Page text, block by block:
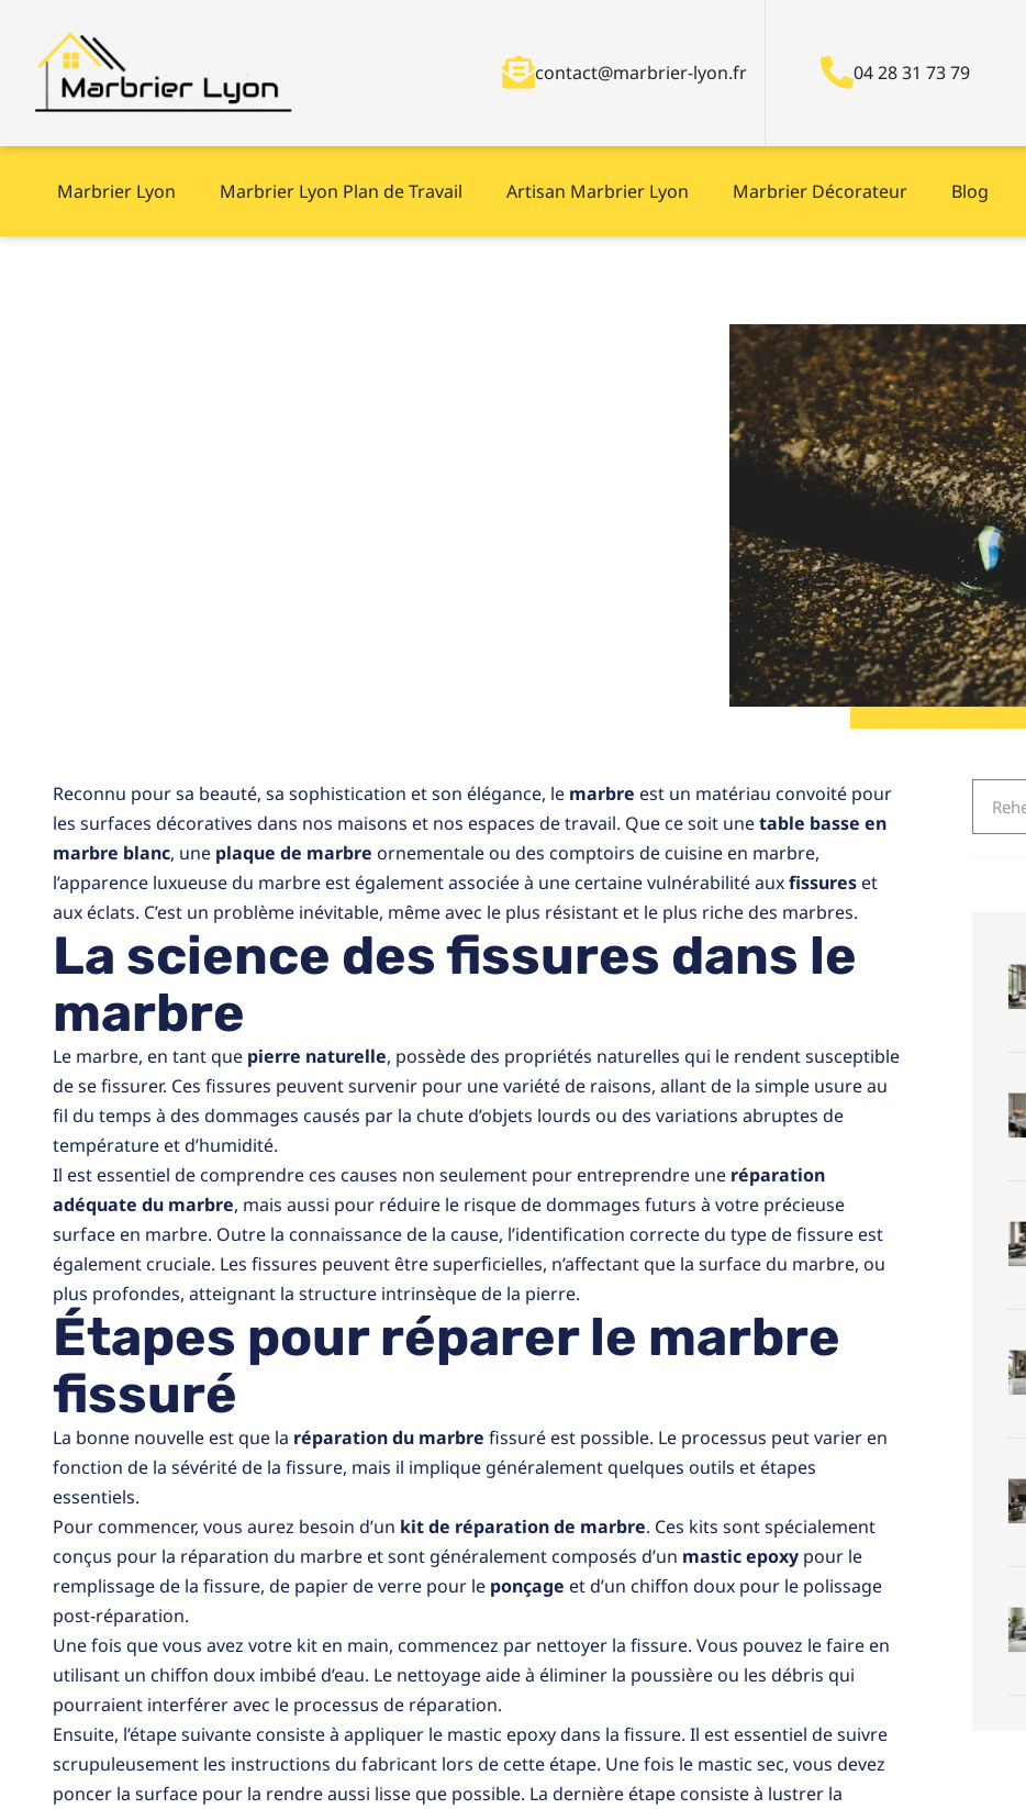
contact@marbrier-lyon.fr 04 28 31 73 79
Marbrier Lyon Marbrier Lyon Plan de Travail Artisan Marbrier Lyon Marbrier Décorateur Blog
Reconnu pour sa beauté, sa sophistication et son élégance, le marbre est un matériau convoité pour
les surfaces décoratives dans nos maisons et nos espaces de travail. Que ce soit unetable basse en
marbre blanc, une plaque de marbre ornementale ou des comptoirs de cuisine en marbre,
l’apparence luxueuse du marbre est également associée à une certaine vulnérabilité auxfissures et
aux éclats. C’est un problème inévitable, même avec le plus résistant et le plus riche des marbres.
La science des fissures dans le
marbre
Le marbre, en tant que pierre naturelle, possède des propriétés naturelles qui le rendent susceptible
de se fissurer. Ces fissures peuvent survenir pour une variété de raisons, allant de la simple usure au
fil du temps à des dommages causés par la chute d’objets lourds ou des variations abruptes de
température et d’humidité.
Il est essentiel de comprendre ces causes non seulement pour entreprendre une réparation
adéquate du marbre, mais aussi pour réduire le risque de dommages futurs à votre précieuse
surface en marbre. Outre la connaissance de la cause, l’identification correcte du type de fissure est
également cruciale. Les fissures peuvent être superficielles, n’affectant que la surface du marbre, ou
plus profondes, atteignant la structure intrinsèque de la pierre.
Étapes pour réparer le marbre
fissuré
La bonne nouvelle est que la réparation du marbre fissuré est possible. Le processus peut varier en
fonction de la sévérité de la fissure, mais il implique généralement quelques outils et étapes
essentiels.
Pour commencer, vous aurez besoin d’un kit de réparation de marbre. Ces kits sont spécialement
conçus pour la réparation du marbre et sont généralement composés d’un mastic epoxy pour le
remplissage de la fissure, de papier de verre pour le ponçage et d’un chiffon doux pour le polissage
post-réparation.
Une fois que vous avez votre kit en main, commencez par nettoyer la fissure. Vous pouvez le faire en
utilisant un chiffon doux imbibé d’eau. Le nettoyage aide à éliminer la poussière ou les débris qui
pourraient interférer avec le processus de réparation.
Ensuite, l’étape suivante consiste à appliquer le mastic epoxy dans la fissure. Il est essentiel de suivre
scrupuleusement les instructions du fabricant lors de cette étape. Une fois le mastic sec, vous devez
poncer la surface pour la rendre aussi lisse que possible. La dernière étape consiste à lustrer la